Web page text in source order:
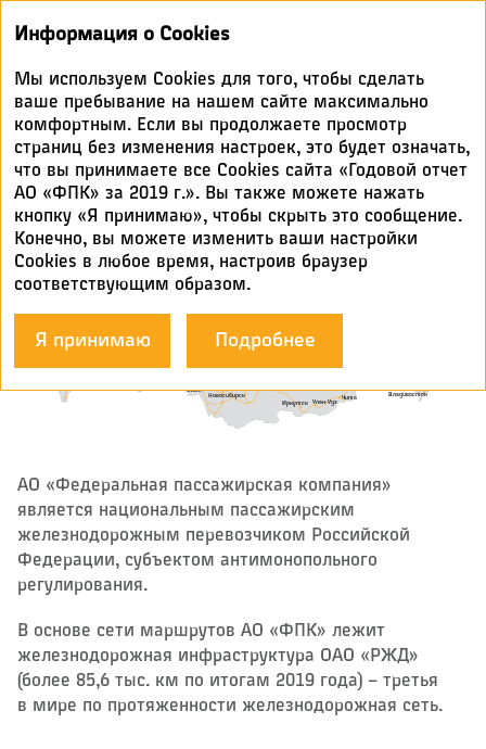
отчет 2019
ГЕОГРАФИЧЕСКОЕ
ПОЛОЖЕНИЕ
Ульяновск
Омск
Иркутск
Чита Владивосток
Новосибирск
Улан-Удэ
Мурманск
Калининград
Санкт-Петербург
АО «Федеральная пассажирская компания»
является национальным пассажирским
железнодорожным перевозчиком Российской
Федерации, субъектом антимонопольного
регулирования.
В основе сети маршрутов АО «ФПК» лежит
железнодорожная инфраструктура ОАО «РЖД»
(более 85,6 тыс. км по итогам 2019 года) – третья
в мире по протяженности железнодорожная сеть.
Информация о Cookies
Мы используем Cookies для того, чтобы сделать
ваше пребывание на нашем сайте максимально
комфортным. Если вы продолжаете просмотр
страниц без изменения настроек, это будет означать,
что вы принимаете все Cookies сайта «Годовой отчет
АО «ФПК» за 2019 г.». Вы также можете нажать
кнопку «Я принимаю», чтобы скрыть это сообщение.
Конечно, вы можете изменить ваши настройки
Cookies в любое время, настроив браузер
соответствующим образом.
Я принимаю Подробнее